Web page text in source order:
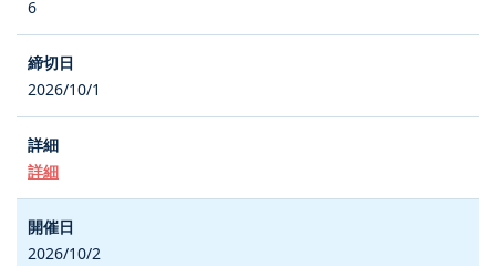
6
2026/10/1
詳細
2026/10/2